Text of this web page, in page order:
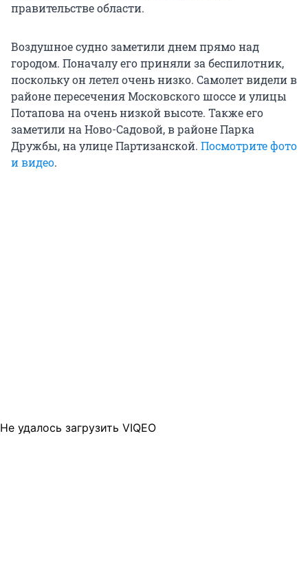
правительстве области.
Воздушное судно заметили днем прямо над
городом. Поначалу его приняли за беспилотник,
поскольку он летел очень низко. Самолет видели в
районе пересечения Московского шоссе и улицы
Потапова на очень низкой высоте. Также его
заметили на Ново-Садовой, в районе Парка
Дружбы, на улице Партизанской. Посмотрите фото
и видео.
Не удалось загрузить VIQEO